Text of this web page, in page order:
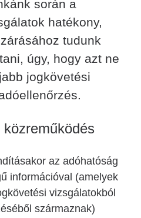
során a
hatékony,
tudunk
úgy, hogy azt ne
jogkövetési
az adóhatóság
információval (amelyek
vizsgálatokból
származnak)